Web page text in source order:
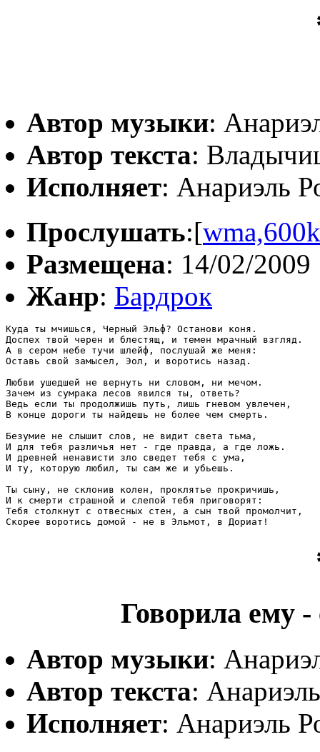
Автор музыки:
Автор текста:
Исполняет: Анариэль
Прослушать:[wma,600k
Размещена: 14/02/2009
Жанр: Бардрок
Куда ты мчишься, Черный Эльф? Останови коня.
Доспех твой черен и блестящ, и темен мрачный взгляд.
А в сером небе тучи шлейф, послушай же меня:
Оставь свой замысел, Эол, и воротись назад.
Любви ушедшей не вернуть ни словом, ни мечом.
Зачем из сумрака лесов явился ты, ответь?
Ведь если ты продолжишь путь, лишь гневом увлечен,
В конце дороги ты найдешь не более чем смерть.
Безумие не слышит слов, не видит света тьма,
И для тебя различья нет - где правда, а где ложь.
И древней ненависти зло сведет тебя с ума,
И ту, которую любил, ты сам же и убьешь.
Ты сыну, не склонив колен, проклятье прокричишь,
И к смерти страшной и слепой тебя приговорят:
Тебя столкнут с отвесных стен, а сын твой промолчит,
Скорее воротись домой - не в Эльмот, в Дориат!
Говорила ему -
Автор музыки:
Автор текста:
Исполняет: Анариэль